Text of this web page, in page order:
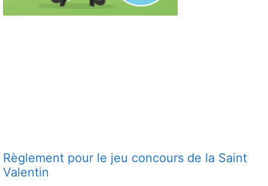
Règlement pour le jeu concours de la Saint
Valentin